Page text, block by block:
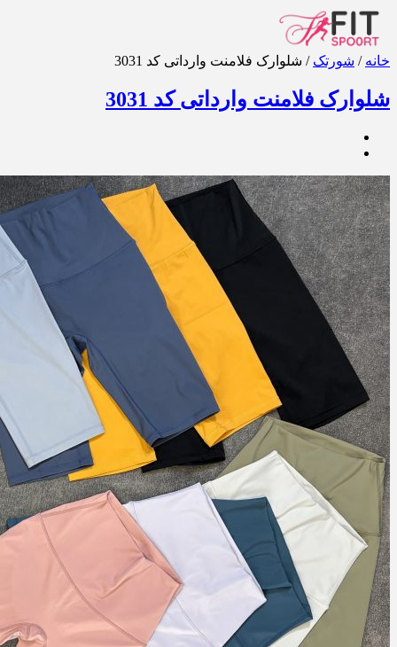
خانه / شورتک / شلوارک فلامنت وارداتی کد 3031
شلوارک فلامنت وارداتی کد 3031